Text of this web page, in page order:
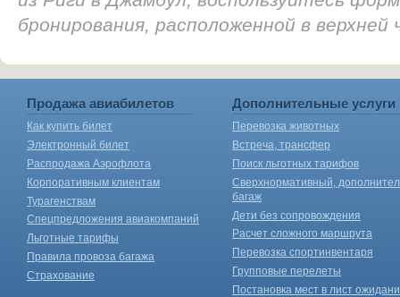
бронирования, расположенной в
Продажа авиабилетов
Как купить билет
Электронный билет
Распродажа Аэрофлота
Корпоративным клиентам
Турагенствам
Спецпредложения авиакомпаний
Льготные тарифы
Правила провоза багажа
Страхование
Дополнительные услуги
Перевозка животных
Встреча, трансфер
Поиск льготных тарифов
Сверхнормативный,
багаж
Дети без сопровождения
Расчет сложного маршрута
Перевозка спортинвентаря
Групповые перелеты
Постановка мест в лист